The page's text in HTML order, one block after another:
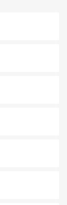
せないスポット